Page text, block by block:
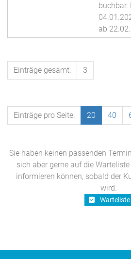
buchbar.
ab
Einträge gesamt: 3
Einträge pro Seite: 20 40
Sie haben keinen passenden
sich aber gerne auf die
informieren können, sobald der
wird.
Warteliste